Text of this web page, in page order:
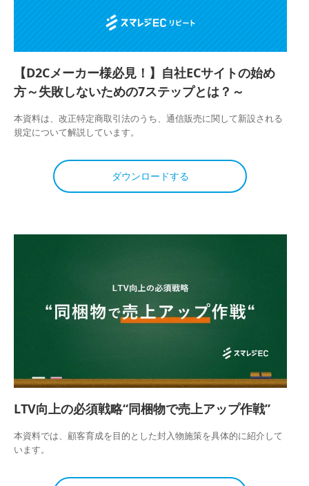
【D2Cメーカー様必見！】自社ECサイトの始め
方～失敗しないための7ステップとは？～
本資料は、改正特定商取引法のうち、通信販売に関して新設される
規定について解説しています。
ダウンロードする
LTV向上の必須戦略“同梱物で売上アップ作戦”
本資料では、顧客育成を目的とした封入物施策を具体的に紹介して
います。